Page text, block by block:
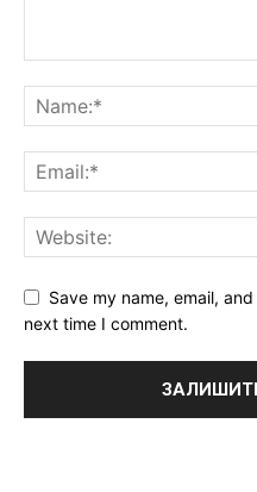
Save my name, email,
next time I comment.